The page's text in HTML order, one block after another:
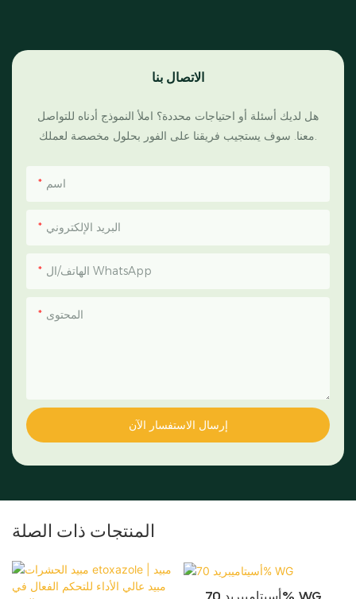
الاتصال بنا
هل لديك أسئلة أو احتياجات محددة؟ املأ النموذج أدناه للتواصل
معنا. سوف يستجيب فريقنا على الفور بحلول مخصصة لعملك.
اسم
البريد الإلكتروني
الهاتف/ال WhatsApp
المحتوى
إرسال الاستفسار الآن
المنتجات ذات الصلة
أسيتاميبريد 70% WG